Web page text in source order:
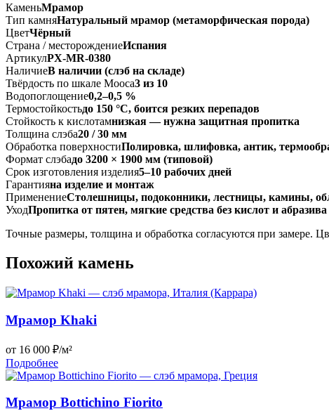
КаменьМрамор
Тип камняНатуральный мрамор (метаморфическая порода)
ЦветЧёрный
Страна / месторождениеИспания
АртикулPX-MR-0380
НаличиеВ наличии (слэб на складе)
Твёрдость по шкале Мооса3 из 10
Водопоглощение0,2–0,5 %
Термостойкостьдо 150 °C, боится резких перепадов
Стойкость к кислотамнизкая — нужна защитная пропитка
Толщина слэба20 / 30 мм
Обработка поверхностиПолировка, шлифовка, антик,
Формат слэбадо 3200 × 1900 мм (типовой)
Срок изготовления изделия5–10 рабочих дней
Гарантияна изделие и монтаж
ПрименениеСтолешницы, подоконники, лестницы, камины,
УходПропитка от пятен, мягкие средства без кислот и абразива
Точные размеры, толщина и обработка согласуются при замере.
Похожий камень
Мрамор Khaki
от 16 000 ₽/м²
Подробнее
Мрамор Bottichino Fiorito